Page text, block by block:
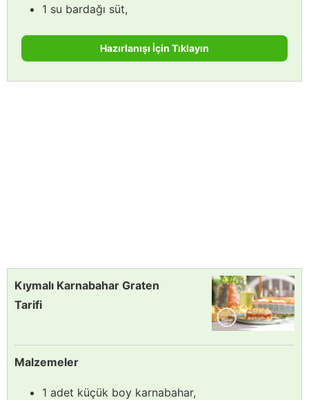
1 su bardağı süt,
Hazırlanışı İçin Tıklayın
Kıymalı Karnabahar Graten
Tarifi
Malzemeler
1 adet küçük boy karnabahar,